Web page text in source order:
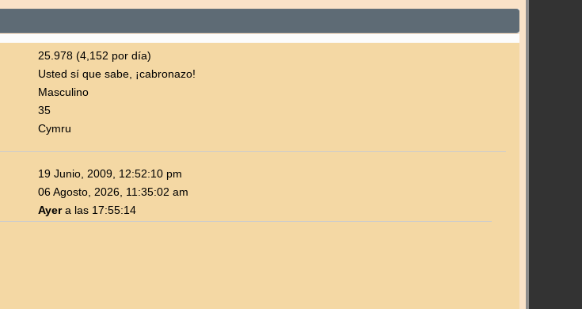
25.978 (4,152 por día)
Usted sí que sabe, ¡cabronazo!
Masculino
35
Cymru
19 Junio, 2009, 12:52:10 pm
06 Agosto, 2026, 11:35:02 am
Ayera las 17:55:14